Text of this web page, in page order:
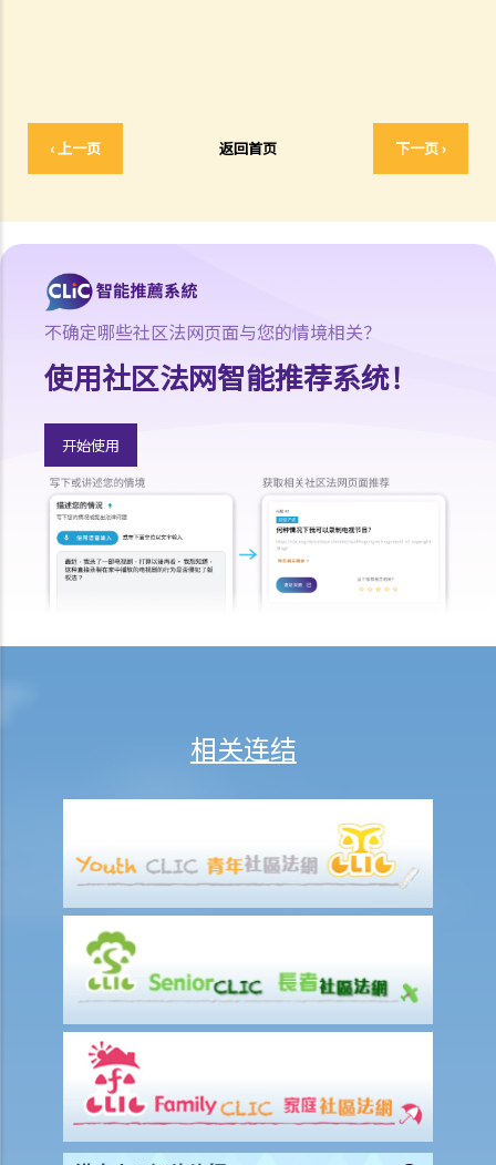
‹ 上一页 返回首页 下一页 ›
当时没有女性警务人员在场，遂拒绝提供尿液样本。警员和医院的医生
于是寻求A女士的同意，提取血液样本。她再次拒绝，并说：「我不信
3. 判刑
a. 罚款及监禁
b. 取消驾驶执照
其他罪行
1. 与驾驶执照有关
a. 一般
Q1. 持有学习者驾驶执照的人士可以用他/她的电单车提供送外卖的服务
Q1. 其他国家发出的驾驶执照在香港是否有效？
c. 被取消驾驶资格期间驾驶
2. 与登记号码及车辆牌照有关
1. 有车主把其车辆的登记号码「HE 1107」显示为「HE110 7」，含义即
「Hello 7」。那是违反法律的吗？
b. 车辆牌照
Q1. 我忘了汽车的车辆牌照已经过期，过了几天后才续领牌照。在那几
天内，我只是把汽车停泊在停车场，没有开上街。我有没有干犯任何罪
Q2. 没有驾驶执照的人可以用他/她的名义登记车辆吗？
不确定哪些社区法网页面与您的情境相关？
使用社区法网智能推荐系统！
开始使用
相关连结